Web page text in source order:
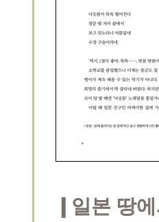
❙일본 땅